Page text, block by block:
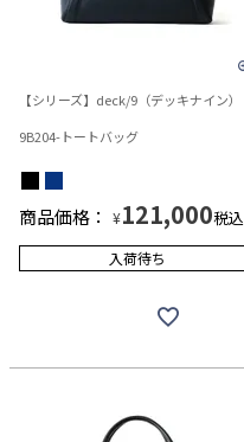
【シリーズ】deck/9（デッキナイン）
9B204-トートバッグ
商品価格： ¥121,000税込
入荷待ち